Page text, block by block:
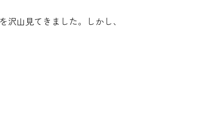
山見てきました。しかし、